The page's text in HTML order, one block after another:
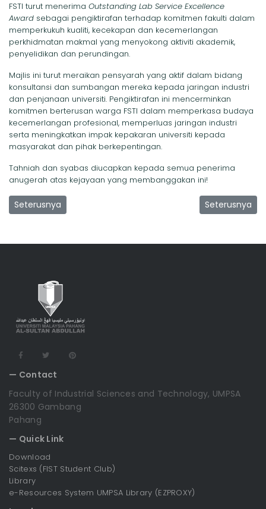
FSTI turut menerima Outstanding Lab Service Excellence
Award sebagai pengiktirafan terhadap komitmen fakulti dalam
memperkukuh kualiti, kecekapan dan kecemerlangan
perkhidmatan makmal yang menyokong aktiviti akademik,
penyelidikan dan perundingan.
Majlis ini turut meraikan pensyarah yang aktif dalam bidang
konsultansi dan sumbangan mereka kepada jaringan industri
dan penjanaan universiti. Pengiktirafan ini mencerminkan
komitmen berterusan warga FSTI dalam memperkasa budaya
kecemerlangan profesional, memperluas jaringan industri
serta meningkatkan impak kepakaran universiti kepada
masyarakat dan pihak berkepentingan.
Tahniah dan syabas diucapkan kepada semua penerima
anugerah atas kejayaan yang membanggakan ini!
Previous article: Penyelidik FSTI Serlah Kepakaran Inovasi
Seterusnya Next article:
Seterusnya
— Contact
Faculty of Industrial Sciences and Technology, UMPSA
26300 Gambang
Pahang
— Quick Link
Download
Scitexs (FIST Student Club)
Library
e-Resources System UMPSA Library (EZPROXY)